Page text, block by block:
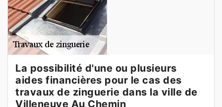
La possibilité d'une ou plusieurs
aides financières pour le cas des
travaux de zinguerie dans la ville de
Villeneuve Au Chemin